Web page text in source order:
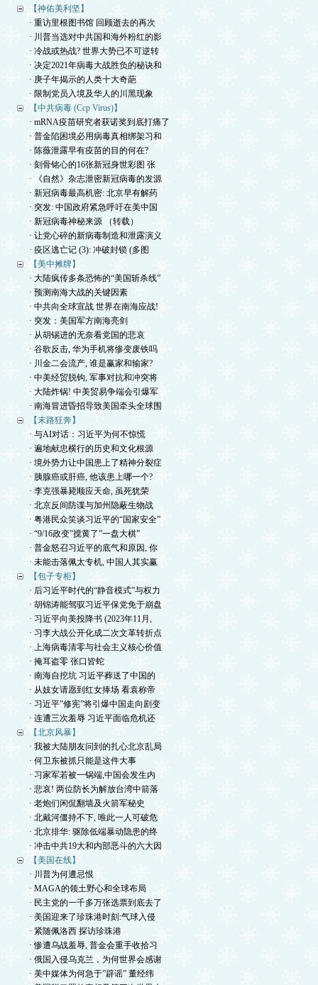
【神佑美利坚】
· 重访里根图书馆 回顾逝去的再次
· 川普当选对中共国和海外粉红的影
· 冷战或热战? 世界大势已不可逆转
· 决定2021年病毒大战胜负的秘诀和
· 庚子年揭示的人类十大奇葩
· 限制党员入境及华人的川黑现象
【中共病毒 (Ccp Virus)】
· mRNA疫苗研究者获诺奖到底打痛了
· 普金陷困境必用病毒真相绑架习和
· 陈薇泄露早有疫苗的目的何在?
· 刻骨铭心的16张新冠身世彩图 张
· 《自然》杂志泄密新冠病毒的发源
· 新冠病毒最高机密: 北京早有解药
· 突发: 中国政府紧急呼吁在美中国
· 新冠病毒神秘来源 （转载）
· 让党心碎的新病毒制造和泄露演义
· 疫区逃亡记 (3): 冲破封锁 (多图
【美中摊牌】
· 大陆疯传多条恐怖的“美国斩杀线”
· 预测南海大战的关键因素
· 中共向全球宣战 世界在南海应战!
· 突发：美国军方南海亮剑
· 从胡锡进的无奈看党国的悲哀
· 谷歌反击, 华为手机将惨变废铁吗
· 川金二会流产, 谁是赢家和输家?
· 中美经贸脱钩, 军事对抗和冲突将
· 大陆炸锅! 中美贸易争端会引爆军
· 南海冒进昏招导致美国牵头全球围
【末路狂奔】
· 与AI对话：习近平为何不惊慌
· 遍地献忠横行的历史和文化根源
· 境外势力让中国患上了精神分裂症
· 胰腺癌或肝癌, 他该患上哪一个?
· 李克强暴毙顺应天命, 虽死犹荣
· 北京反间防谍与加州隐蔽生物战
· 粤港民众笑谈习近平的“国家安全”
· “9/16政变”搅黄了”一盘大棋”
· 普金怒召习近平的底气和原因, 你
· 未能击落佩太专机, 中国人其实赢
【包子专柜】
· 后习近平时代的“静音模式”与权力
· 胡锦涛能驾驭习近平保党免于崩盘
· 习近平向美投降书 (2023年11月,
· 习李大战公开化成二次文革转折点
· 上海病毒清零与社会主义核心价值
· 掩耳盗零 张口皆蛇
· 南海自挖坑 习近平葬送了中国的
· 从妓女请愿到红女捧场 看袁称帝
· 习近平”修宪”将引爆中国走向剧变
· 连遭三次羞辱 习近平面临危机还
【北京风暴】
· 我被大陆朋友问到的扎心北京乱局
· 何卫东被抓只能是这件大事
· 习家军若被一锅端,中国会发生内
· 悲哀! 两位防长为解放台湾中箭落
· 老炮们闲侃翻墙及火箭军秘史
· 北戴河僵持不下, 唯此一人可破危
· 北京排华: 驱除低端暴动隐患的终
· 冲击中共19大和内部恶斗的六大因
【美国在线】
· 川普为何遭忌恨
· MAGA的领土野心和全球布局
· 民主党的一千多万张选票到底去了
· 美国迎来了珍珠港时刻:气球入侵
· 紧随佩洛西 探访珍珠港
· 惨遭乌战羞辱, 普金会重手收拾习
· 俄国入侵乌克兰，为何世界会感谢
· 美中媒体为何急于”辟谣” 董经纬